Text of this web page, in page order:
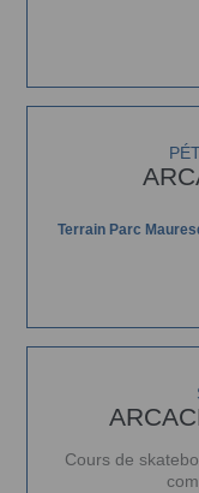
Terrain Parc
Cours de